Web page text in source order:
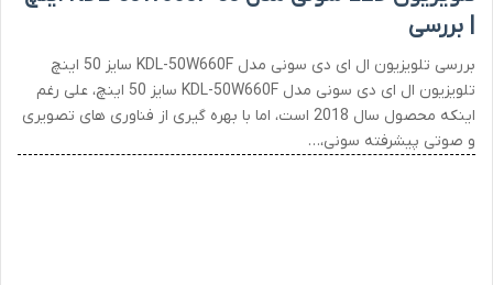
| بررسی
بررسی تلویزیون ال ای دی سونی مدل KDL-50W660F سایز 50 اینچ
تلویزیون ال ای دی سونی مدل KDL-50W660F سایز 50 اینچ، علی رغم
اینکه محصول سال 2018 است، اما با بهره گیری از فناوری های تصویری
و صوتی پیشرفته سونی،…